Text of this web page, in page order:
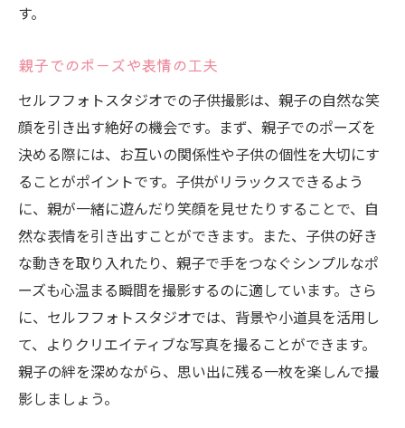
す。
親子でのポーズや表情の工夫
セルフフォトスタジオでの子供撮影は、親子の自然な笑
顔を引き出す絶好の機会です。まず、親子でのポーズを
決める際には、お互いの関係性や子供の個性を大切にす
ることがポイントです。子供がリラックスできるよう
に、親が一緒に遊んだり笑顔を見せたりすることで、自
然な表情を引き出すことができます。また、子供の好き
な動きを取り入れたり、親子で手をつなぐシンプルなポ
ーズも心温まる瞬間を撮影するのに適しています。さら
に、セルフフォトスタジオでは、背景や小道具を活用し
て、よりクリエイティブな写真を撮ることができます。
親子の絆を深めながら、思い出に残る一枚を楽しんで撮
影しましょう。